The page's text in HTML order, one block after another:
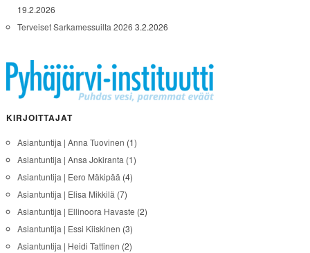
19.2.2026
Terveiset Sarkamessuilta 2026 3.2.2026
KIRJOITTAJAT
Asiantuntija | Anna Tuovinen (1)
Asiantuntija | Ansa Jokiranta (1)
Asiantuntija | Eero Mäkipää (4)
Asiantuntija | Elisa Mikkilä (7)
Asiantuntija | Ellinoora Havaste (2)
Asiantuntija | Essi Kiiskinen (3)
Asiantuntija | Heidi Tattinen (2)